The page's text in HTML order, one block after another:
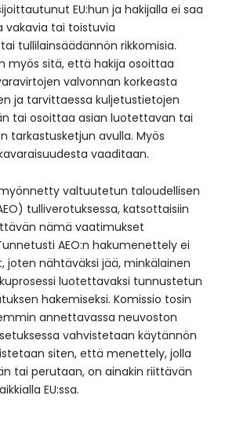
EU:hun ja hakijalla ei saa
vakavia tai toistuvia
tullilainsäädännön rikkomisia.
myös sitä, että hakija osoittaa
valvonnan korkeasta
ja tarvittaessa kuljetustietojen
tai osoittaa asian luotettavan tai
tarkastusketjun avulla. Myös
vaaditaan.
valtuutetun taloudellisen
tulliverotuksessa, katsottaisiin
nämä vaatimukset
AEO:n hakumenettely ei
joten nähtäväksi jää, minkälainen
luotettavaksi tunnustetun
hakemiseksi. Komissio tosin
annettavassa neuvoston
vahvistetaan käytännön
siten, että menettely, jolla
tai perutaan, on ainakin riittävän
EU:ssa.